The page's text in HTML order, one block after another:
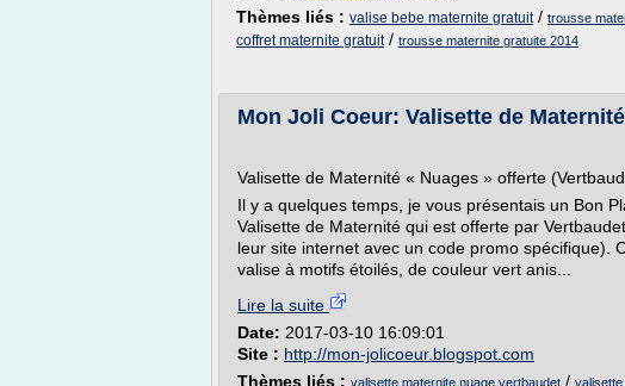
Thèmes liés : valise bebe maternite gratuit/ trousse
coffret maternite gratuit/ trousse maternite gratuite 2014
Mon Joli Coeur: Valisette de
Valisette de Maternité « Nuages » offerte
Il y a quelques temps, je vous présentais un Bon
Valisette de Maternité qui est offerte par
leur site internet avec un code promo spécifique).
valise à motifs étoilés, de couleur vert anis...
Lire la suite
Date: 2017-03-10 16:09:01
Site : http://mon-jolicoeur.blogspot.com
Thèmes liés : valisette maternite nuage vertbaudet /